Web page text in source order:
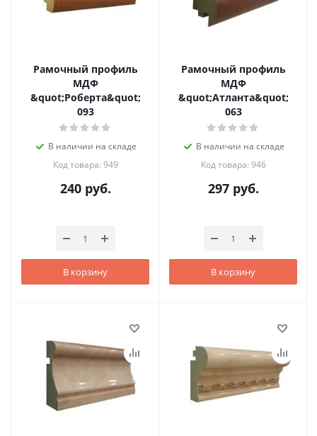
Рамочный профиль
МДФ
&quot;Роберта&quot;
093
В наличии на складе
Код товара: 949
240руб.
В корзину
Рамочный профиль
МДФ
&quot;Атланта&quot;
063
В наличии на складе
Код товара: 946
297руб.
В корзину